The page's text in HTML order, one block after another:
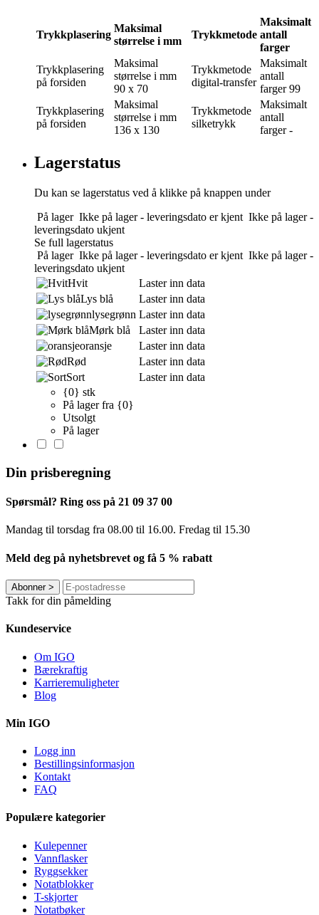
Trykkplasering
Maksimal
størrelse i mm
Trykkmetode
Maksimalt
antall
farger
Trykkplasering
på forsiden
Maksimal
størrelse i mm
90 x 70
Trykkmetode
digital-transfer
Maksimalt
antall
farger 99
Trykkplasering
på forsiden
Maksimal
størrelse i mm
136 x 130
Trykkmetode
silketrykk
Maksimalt
antall
farger -
Lagerstatus
Du kan se lagerstatus ved å klikke på knappen under
På lager Ikke på lager - leveringsdato er kjent Ikke på lager -
leveringsdato ukjent
Se full lagerstatus
På lager Ikke på lager - leveringsdato er kjent Ikke på lager -
leveringsdato ukjent
Hvit
Laster inn data
Lys blå
Laster inn data
lysegrønn Laster inn data
Mørk blå
Laster inn data
oransje
Laster inn data
Rød
Laster inn data
Sort
Laster inn data
{0} stk
På lager fra {0}
Utsolgt
På lager
Din prisberegning
Spørsmål? Ring oss på 21 09 37 00
Mandag til torsdag ​​fra 08.00 til 16.00. Fredag til 15.30
Meld deg på nyhetsbrevet og få 5 % rabatt
Abonner>
Takk for din påmelding
Kundeservice
Om IGO
Bærekraftig
Karrieremuligheter
Blog
Min IGO
Logg inn
Bestillingsinformasjon
Kontakt
FAQ
Populære kategorier
Kulepenner
Vannflasker
Ryggsekker
Notatblokker
T-skjorter
Notatbøker